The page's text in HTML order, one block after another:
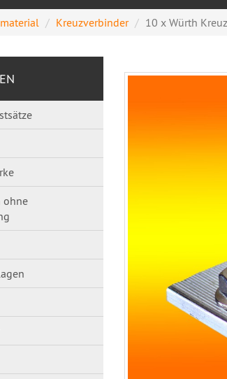
Kreuzverbinder 10 x Würth
ohne